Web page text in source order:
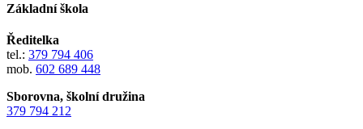
Základní škola
Ředitelka
tel.: 379 794 406
mob. 602 689 448
Sborovna, školní družina
379 794 212